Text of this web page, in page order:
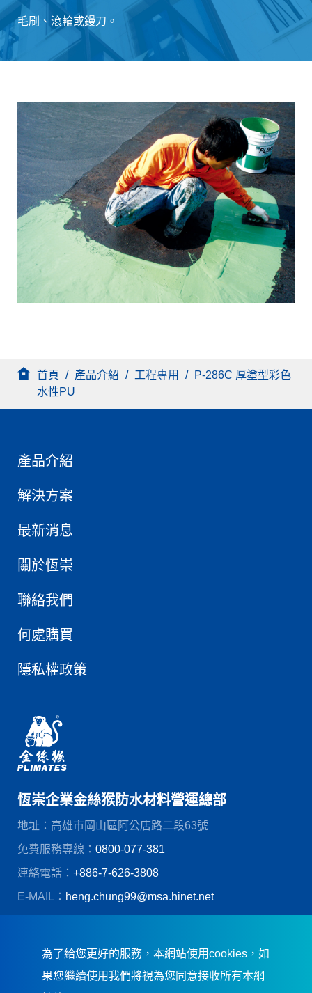
毛刷、滾輪或鏝刀。
首頁 / 產品介紹 / 工程專用 /
P-286C 厚塗型彩色
水性PU
產品介紹
解決方案
最新消息
關於恆崇
聯絡我們
何處購買
隱私權政策
恆崇企業金絲猴防水材料營運總部
地址：高雄市岡山區阿公店路二段63號
免費服務專線： 0800-077-381
連絡電話： +886-7-626-3808
E-MAIL： heng.chung99@msa.hinet.net
為了給您更好的服務，本網站使用cookies，如
果您繼續使用我們將視為您同意接收所有本網